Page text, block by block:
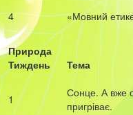
4 «Мовний
Природа
Тиждень
Тема
1
Сонце. А вже
пригріває.